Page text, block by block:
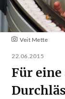
Veit Mette
22.06.2015
Für